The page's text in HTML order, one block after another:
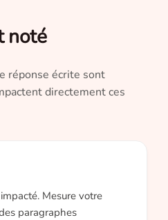
noté
réponse écrite sont
directement ces
Mesure votre
paragraphes